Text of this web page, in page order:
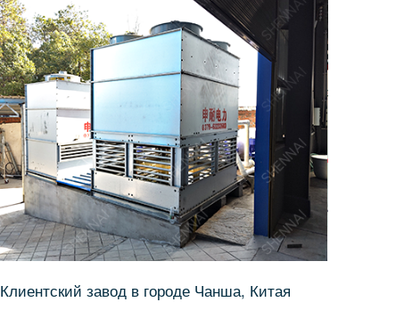
Клиентский завод в городе Чанша, Китая